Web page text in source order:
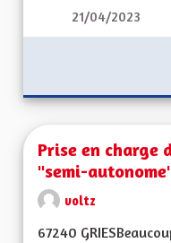
21/04/2023
Prise en charge
"semi-
voltz
67240